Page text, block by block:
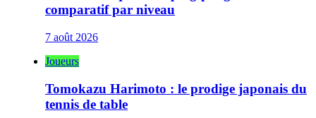
comparatif par niveau
7 août 2026
Joueurs
Tomokazu Harimoto : le prodige japonais du
tennis de table